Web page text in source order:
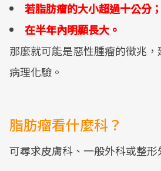
若脂肪瘤的大小超過十公分；
在半年內明顯長大。
那麼就可能是惡性腫瘤的徵兆
病理化驗。
脂肪瘤看什麼科？
可尋求皮膚科、一般外科或整形